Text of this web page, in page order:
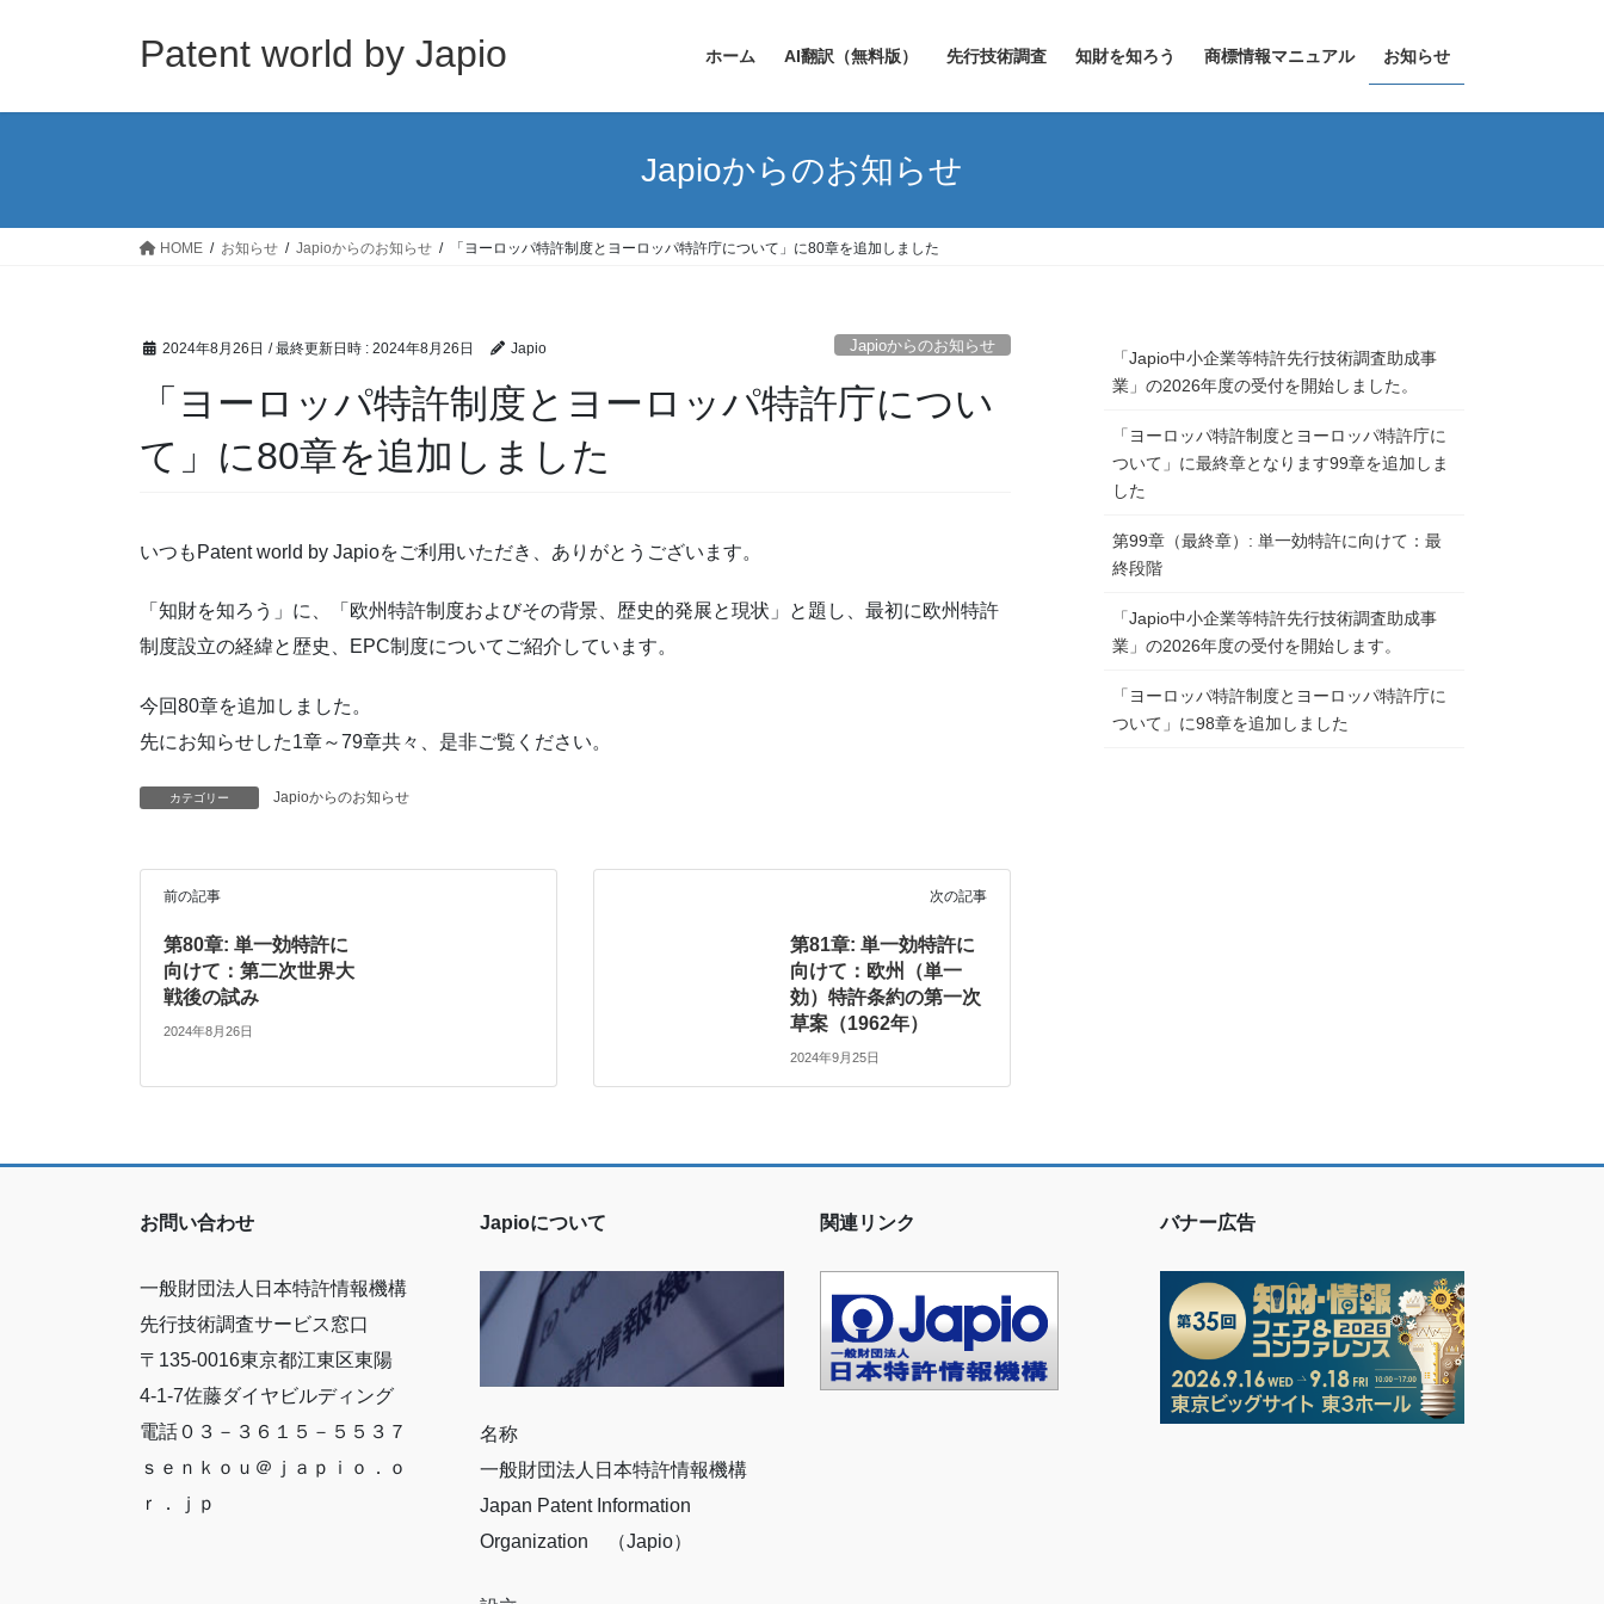
Patent world by Japio ホーム AI翻訳（無料版） 先行技術調査 知財を知ろう 商標情報マニュアル お知らせ
Japioからのお知らせ
HOME お知らせ Japioからのお知らせ 「ヨーロッパ特許制度とヨーロッパ特許庁について」に80章を追加しました
2024年8月26日 / 最終更新日時 : 2024年8月26日 Japio Japioからのお知らせ
「ヨーロッパ特許制度とヨーロッパ特許庁につい
て」に80章を追加しました
いつもPatent world by Japioをご利用いただき、ありがとうございます。
「知財を知ろう」に、「欧州特許制度およびその背景、歴史的発展と現状」と題し、最初に欧州特許
制度設立の経緯と歴史、EPC制度についてご紹介しています。
今回80章を追加しました。
先にお知らせした1章～79章共々、是非ご覧ください。
カテゴリー Japioからのお知らせ
前の記事
第80章: 単一効特許に
向けて：第二次世界大
戦後の試み
2024年8月26日
次の記事
第81章: 単一効特許に
向けて：欧州（単一
効）特許条約の第一次
草案（1962年）
2024年9月25日
「Japio中小企業等特許先行技術調査助成事
業」の2026年度の受付を開始しました。
「ヨーロッパ特許制度とヨーロッパ特許庁に
ついて」に最終章となります99章を追加しま
した
第99章（最終章）: 単一効特許に向けて：最
終段階
「Japio中小企業等特許先行技術調査助成事
業」の2026年度の受付を開始します。
「ヨーロッパ特許制度とヨーロッパ特許庁に
ついて」に98章を追加しました
お問い合わせ
一般財団法人日本特許情報機構
先行技術調査サービス窓口
〒135-0016東京都江東区東陽
4-1-7佐藤ダイヤビルディング
電話０３－３６１５－５５３７
ｓｅｎｋｏｕ＠ｊａｐｉｏ．ｏ
ｒ．ｊｐ
Japioについて
名称
一般財団法人日本特許情報機構
Japan Patent Information
Organization （Japio）
関連リンク バナー広告